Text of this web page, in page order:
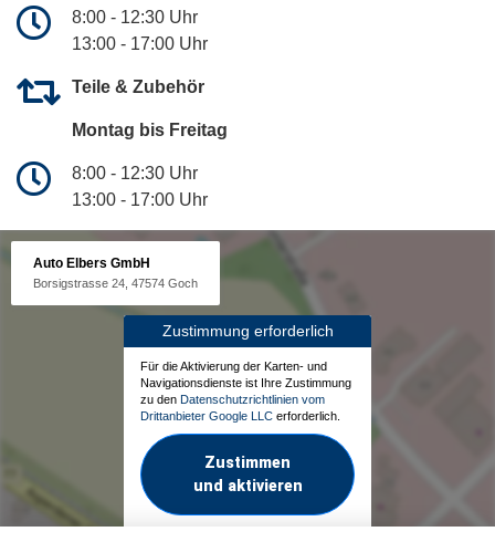
8:00 - 12:30 Uhr
13:00 - 17:00 Uhr
Teile & Zubehör
Montag bis Freitag
8:00 - 12:30 Uhr
13:00 - 17:00 Uhr
Auto Elbers GmbH
Borsigstrasse 24, 47574 Goch
Zustimmung erforderlich
Für die Aktivierung der Karten- und
Navigationsdienste ist Ihre Zustimmung
zu den Datenschutzrichtlinien vom
Drittanbieter Google LLC erforderlich.
Zustimmen
und aktivieren